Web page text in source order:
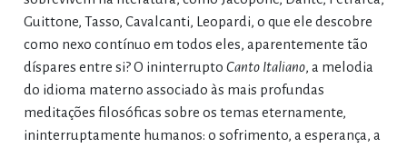
Guittone, Tasso, Cavalcanti, Leopardi, o que ele descobre
como nexo contínuo em todos eles, aparentemente tão
díspares entre si? O ininterrupto Canto Italiano, a melodia
do idioma materno associado às mais profundas
meditações filosóficas sobre os temas eternamente,
ininterruptamente humanos: o sofrimento, a esperança, a